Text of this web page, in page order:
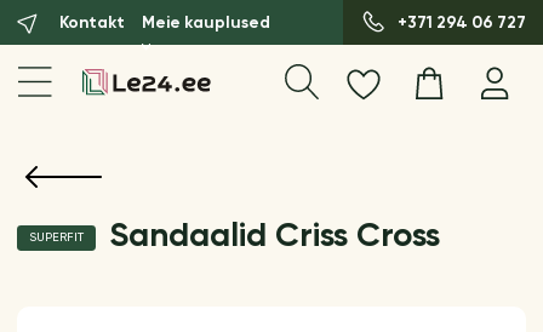
Kontakt Meie kauplused +371 294 06 727
SUPERFIT Sandaalid Criss Cross